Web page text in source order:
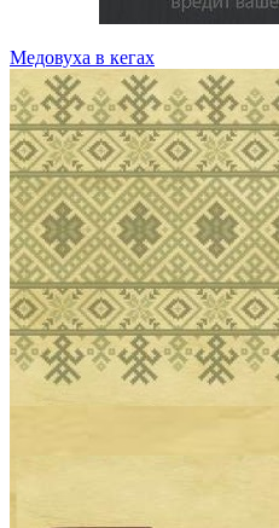
Медовуха в кегах